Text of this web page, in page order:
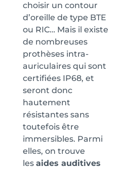
choisir un contour
d’oreille de type BTE
ou RIC… Mais il existe
de nombreuses
prothèses intra-
auriculaires qui sont
certifiées IP68, et
seront donc
hautement
résistantes sans
toutefois être
immersibles. Parmi
elles, on trouve
les aides auditives